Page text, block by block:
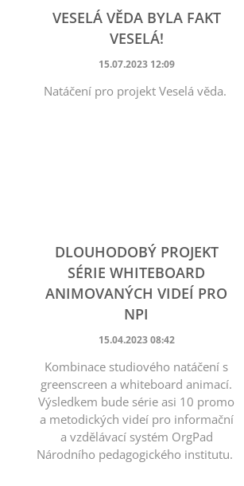
VESELÁ VĚDA BYLA FAKT
VESELÁ!
15.07.2023 12:09
Natáčení pro projekt Veselá věda.
DLOUHODOBÝ PROJEKT
SÉRIE WHITEBOARD
ANIMOVANÝCH VIDEÍ PRO
NPI
15.04.2023 08:42
Kombinace studiového natáčení s
greenscreen a whiteboard animací.
Výsledkem bude série asi 10 promo
a metodických videí pro informační
a vzdělávací systém OrgPad
Národního pedagogického institutu.